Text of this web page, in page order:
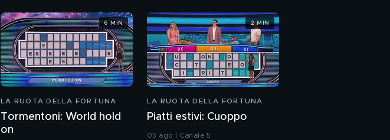
LA RUOTA DELLA FORTUNA
Tormentoni: World hold
on
6 MIN
LA RUOTA DELLA FORTUNA
Piatti estivi: Cuoppo
05 ago | Canale 5
2 MIN